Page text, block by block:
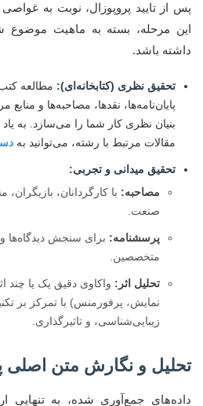
پس از تایید پروپوزال، نوبت به
این مرحله، بسته به ماهیت موضوع
داشته باشد.
تحقیق نظری (کتابخانه‌ای): مطالعه
پایان‌نامه‌ها، نقدها، مصاحبه‌ها و
بنیان نظری کار شما را می‌سازد. به
مقالات مرتبط با رشته، می‌توانید به
تحقیق میدانی و تجربی:
مصاحبه: با کارگردانان،
صنعت.
پرسشنامه: برای سنجش دیدگاه‌ها و
متخصصین.
تحلیل اثر: واکاوی دقیق یک یا چند
نمایش، پرفورمنس) با تمرکز بر
زیبایی‌شناسی، و تاثیرگذاری.
تحلیل و نگارش متن اصلی
داده‌های جمع‌آوری شده، به تنهایی